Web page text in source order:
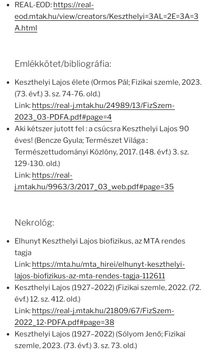
REAL-EOD: https://real-
eod.mtak.hu/view/creators/Keszthelyi=3AL=2E=3A=3
A.html
Emlékkötet/bibliográfia:
Keszthelyi Lajos élete (Ormos Pál; Fizikai szemle, 2023.
(73. évf.) 3. sz. 74-76. old.)
Link: https://real-j.mtak.hu/24989/13/FizSzem-
2023_03-PDFA.pdf#page=4
Aki kétszer jutott fel : a csúcsra Keszthelyi Lajos 90
éves! (Bencze Gyula; Természet Világa :
Természettudományi Közlöny, 2017. (148. évf.) 3. sz.
129-130. old.)
Link: https://real-
j.mtak.hu/9963/3/2017_03_web.pdf#page=35
Nekrológ:
Elhunyt Keszthelyi Lajos biofizikus, az MTA rendes
tagja
Link: https://mta.hu/mta_hirei/elhunyt-keszthelyi-
lajos-biofizikus-az-mta-rendes-tagja-112611
Keszthelyi Lajos (1927–2022) (Fizikai szemle, 2022. (72.
évf.) 12. sz. 412. old.)
Link: https://real-j.mtak.hu/21809/67/FizSzem-
2022_12-PDFA.pdf#page=38
Keszthelyi Lajos (1927–2022) (Sólyom Jenő; Fizikai
szemle, 2023. (73. évf.) 3. sz. 73. old.)